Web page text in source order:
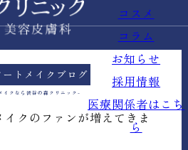
コスメ
コラム
お知らせ
採用情報
医療関係者はこち
ら
ートメイクブログ
イクなら渋谷の森クリニック-
クのファンが増えてきま